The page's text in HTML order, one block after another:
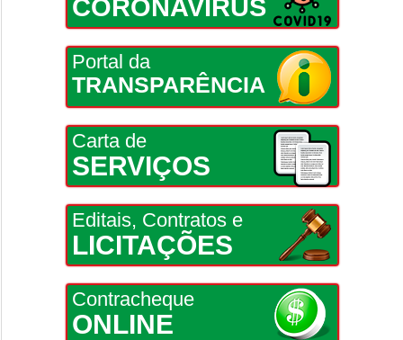
CORONAVÍRUS
Portal da
TRANSPARÊNCIA
Carta de
SERVIÇOS
Editais, Contratos e
LICITAÇÕES
Contracheque
ONLINE